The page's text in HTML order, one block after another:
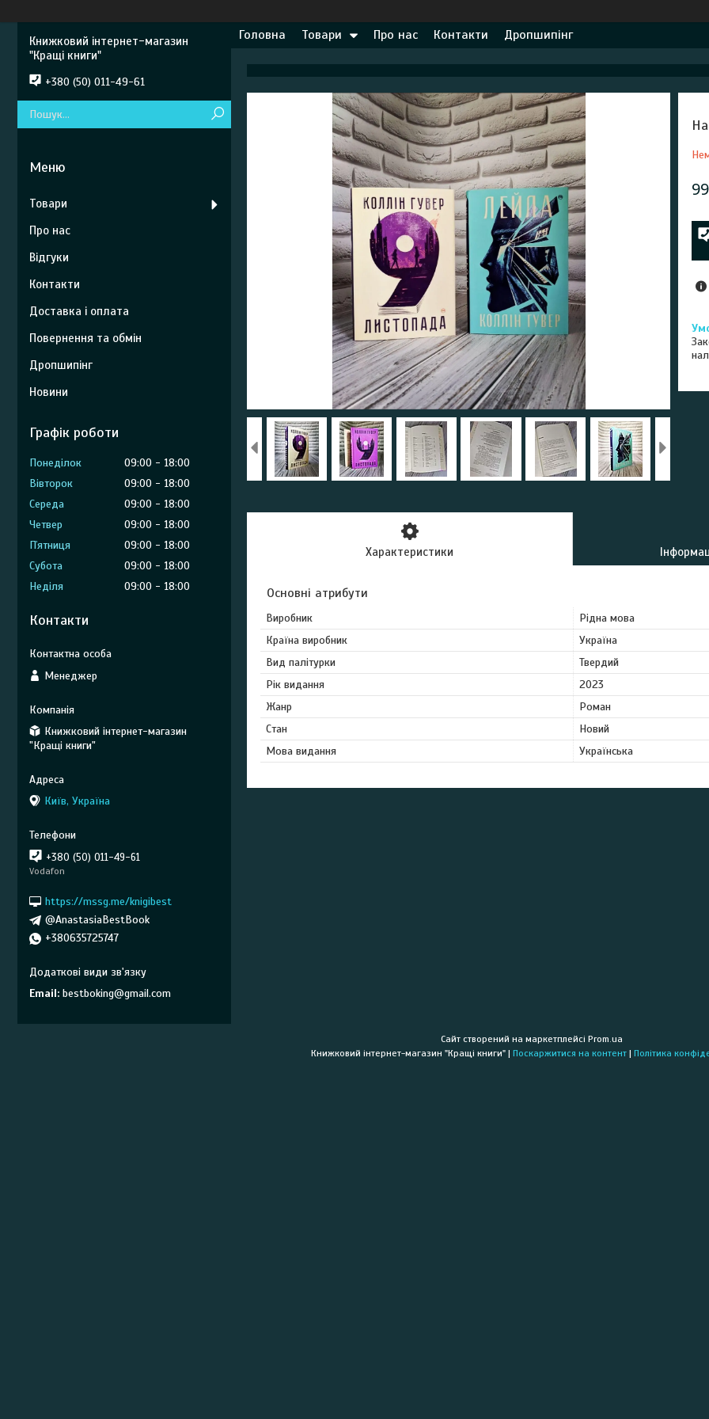
Головна Товари Про нас Контакти Дропшипінг
Характеристики
Основні атрибути
Виробник
Рідна мова
Країна виробник
Україна
Вид палітурки
Твердий
Рік видання
2023
Жанр
Роман
Стан
Новий
Мова видання
Українська
Книжковий інтернет-магазин
"Кращі книги"
+380 (50) 011-49-61
Товари
Про нас
Відгуки
Контакти
Доставка і оплата
Повернення та обмін
Дропшипінг
Новини
Графік роботи
Понеділок 09:00
18:00
Вівторок
09:00
18:00
Середа
09:00
18:00
Четвер
09:00
18:00
Пʼятниця
09:00
18:00
Субота
09:00
18:00
Неділя
09:00 18:00
Контакти
Менеджер
Книжковий інтернет-магазин
"Кращі книги"
Київ, Україна
+380 (50) 011-49-61
Vodafon
https://mssg.me/knigibest
@AnastasiaBestBook
+380635725747
Email bestboking@gmail.com
Сайт створений на маркетплейсі Prom.ua
Книжковий інтернет-магазин "Кращі книги" | Поскаржитися на контент | Політика